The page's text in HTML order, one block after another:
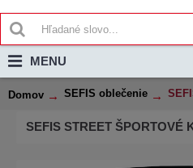
MENU
Domov SEFIS oblečenie
SEFIS STREET ŠPORTOVÉ